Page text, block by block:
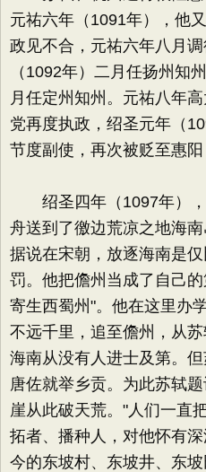
元祐六年（1091年），他
政见不合，元祐六年八月
（1092年）二月任扬州知
月任定州知州。元祐八年
党再度执政，绍圣元年（
节度副使，再次被贬至惠阳
绍圣四年（1097年），
舟送到了徼边荒凉之地海南
据说在宋朝，放逐海南是
罚。他把儋州当成了自己
寄生西蜀州"。他在这里办
不远千里，追至儋州，从
海南从没有人进士及第。
唐佐就举乡贡。为此苏轼
崖从此破天荒。"人们一直
拓者、播种人，对他怀有
今的东坡村、东坡井、东